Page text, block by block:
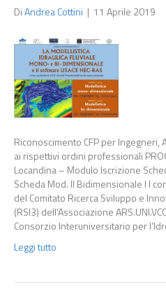
DiAndrea Cottini | 11 Aprile 2019
Riconoscimento CFP per Ingegneri,
ai rispettivi ordini professionali
Locandina – Modulo Iscrizione
Scheda Mod. II Bidimensionale I l
del Comitato Ricerca Sviluppo e
(RSI3) dell’Associazione
Consorzio Interuniversitario per
Leggi tutto